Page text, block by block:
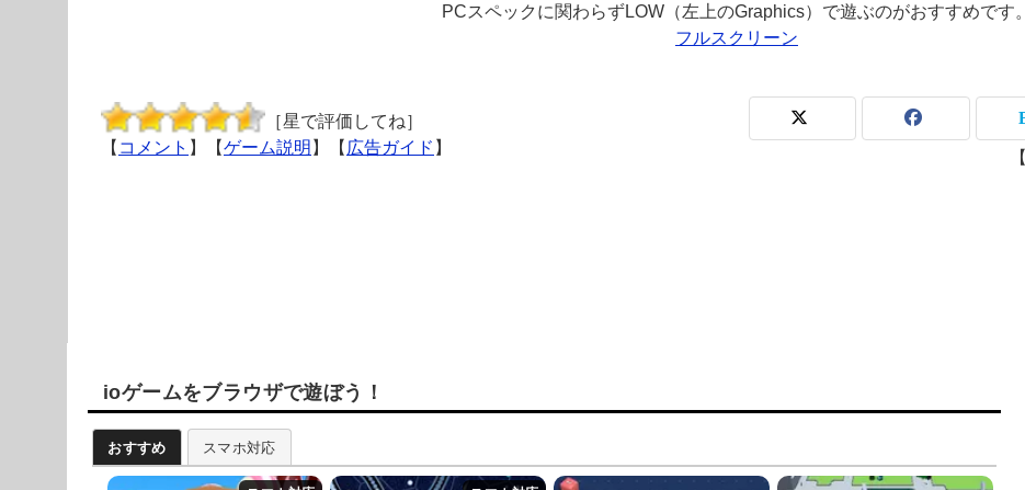
PCスペックに関わらずLOW（左上のGraphics）で遊ぶのがおすすめです。
フルスクリーン
［星で評価してね］
【 コメント 】【ゲーム説明 】【 広告ガイド 】
【
ioゲームをブラウザで遊ぼう！
おすすめ スマホ対応